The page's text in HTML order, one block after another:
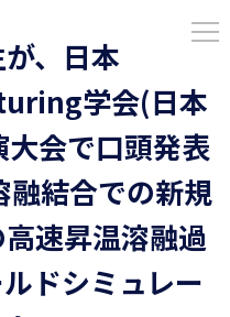
、日本
学会(日本
会で口頭発表
融結合での新規
速昇温溶融過
ドシミュレー